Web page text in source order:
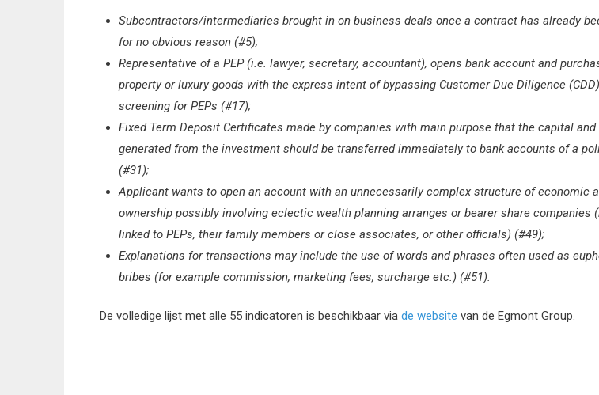
Subcontractors/intermediaries brought in on business deals once a contract has already
for no obvious reason (#5);
Representative of a PEP (i.e. lawyer, secretary, accountant), opens bank account and
property or luxury goods with the express intent of bypassing Customer Due Diligence
screening for PEPs (#17);
Fixed Term Deposit Certificates made by companies with main purpose that the capital
generated from the investment should be transferred immediately to bank accounts of a
(#31);
Applicant wants to open an account with an unnecessarily complex structure of economic
ownership possibly involving eclectic wealth planning arranges or bearer share companies
linked to PEPs, their family members or close associates, or other officials) (#49);
Explanations for transactions may include the use of words and phrases often used as
bribes (for example commission, marketing fees, surcharge etc.) (#51).
De volledige lijst met alle 55 indicatoren is beschikbaar via de website van de Egmont Group.